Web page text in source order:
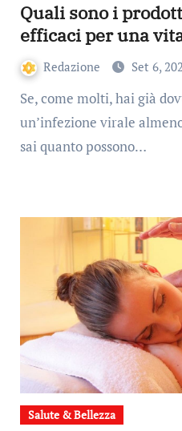
Quali sono i
efficaci per una
Redazione Set 6,
Se, come molti, hai già dovuto affrontare
un’infezione virale
sai quanto possono…
Salute & Bellezza